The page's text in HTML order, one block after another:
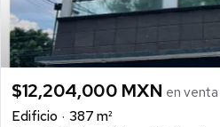
$12,204,000 MXN en venta
Edificio
387 m²